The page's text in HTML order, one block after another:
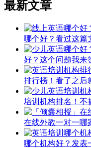
最新文章
哪个好？看过这篇
好？这个问题我来
排行榜！看了之后
培训机构排名！不
在线外教一对一哪
哪个机构好？发表